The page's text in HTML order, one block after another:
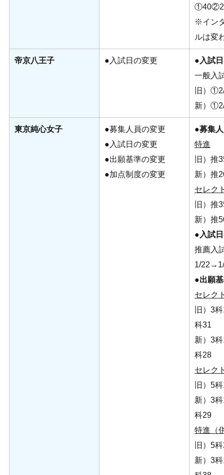
※イン
ルは変
帝京八王子 ●入試日の変更
●入試
一般入
旧）
新）
東京純心女子
●募集人員の変更
●入試日の変更
●出願基準の変更
●加点制度の変更
●募集
特進
旧）推
新）推
セレク
旧）推
新）推
● 入試
推薦入
1/
●出願
セレク
旧）3
科31
新）3
科28
セレク
旧）5
新）3
科29
特進（
旧）5
新）3